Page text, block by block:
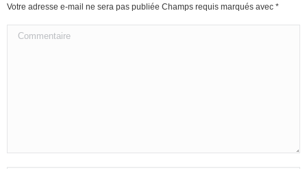
Votre adresse e-mail ne sera pas publiée Champs requis marqués avec *
Commentaire